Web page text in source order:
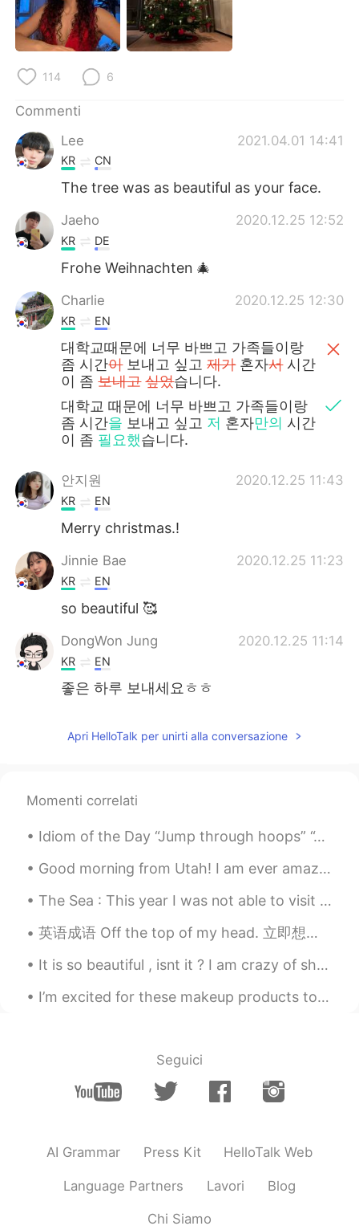
114 6
Commenti
Lee
2021.04.01 14:41
KR CN
The tree was as beautiful as your face.
Jaeho 2020.12.25 12:52
KR DE
Frohe Weihnachten 🎄
Charlie 2020.12.25 12:30
KR EN
대학교때문에 너무 바쁘고 가족들이랑
좀 시간이보내고 싶고제가혼자서시간
이 좀보내고 싶었습니다.
대학교 때문에 너무 바쁘고 가족들이랑
좀 시간을 보내고 싶고 저 혼자만의 시간
이 좀 필요했습니다.
안지원 2020.12.25 11:43
KR EN
Merry christmas.!
Jinnie Bae 2020.12.25 11:23
KR EN
so beautiful 🥰
DongWon Jung 2020.12.25 11:14
KR EN
좋은 하루 보내세요ㅎㅎ
Apri HelloTalk per unirti alla conversazione
Momenti correlati
Idiom of the Day “Jump through hoops” “Jumping through hoops” is a circus term when animals lit...
Good morning from Utah! I am ever amazed at the beauty of my small town. I live in a small town o...
The Sea : This year I was not able to visit my home country for obvious reasons. I was looking...
英语成语 Off the top of my head. 立即想起的事情 Do you have any ideas for a new app? 你对新app有什么想法吗 I can’...
It is so beautiful , isnt it ? I am crazy of shoes. It's also comfortable . Thank you Skechers 👟👟...
I’m excited for these makeup products to ship 🙂 love makeup have to collect everything that this ...
Seguici
AI Grammar Press Kit HelloTalk Web
Language Partners Lavori Blog
Chi Siamo